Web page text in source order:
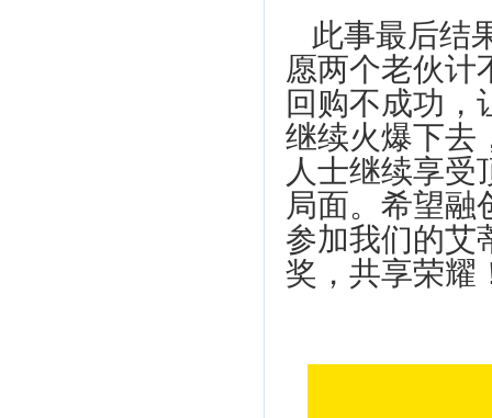
此事最后结
愿两个老伙计
回购不成功，
继续火爆下去
人士继续享
局面。希望融
参加我们的艾
奖，共享荣耀